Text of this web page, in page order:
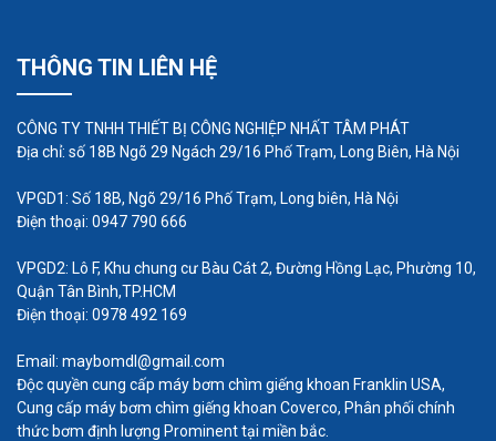
Ngoài ra, máy thổi khí cò có những chức
khí ở xí nghiệp; sử dụng trong các bể hòa trộn
khí cho hệ thống điều hòa, thổi nguội các vật
THÔNG TIN LIÊN HỆ
CÔNG TY TNHH THIẾT BỊ CÔNG NGHIỆP NHẤT TÂM PHÁT
Địa chỉ: số 18B Ngõ 29 Ngách 29/16 Phố Trạm, Long Biên, Hà Nội
VPGD1: Số 18B, Ngõ 29/16 Phố Trạm, Long biên, Hà Nội
Điện thoại: 0947 790 666
VPGD2: Lô F, Khu chung cư Bàu Cát 2, Đường Hồng Lạc, Phường 10,
Quận Tân Bình,TP.HCM
Điện thoại: 0978 492 169
Email: maybomdl@gmail.com
Độc quyền cung cấp máy bơm chìm giếng khoan Franklin USA,
Cung cấp máy bơm chìm giếng khoan Coverco, Phân phối chính
thức bơm định lượng Prominent tại miền bắc.